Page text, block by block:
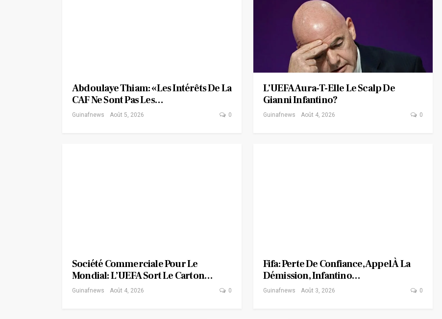
Abdoulaye Thiam: «Les Intérêts De La
CAF Ne Sont Pas Les…
Guinafnews Août 5, 2026 0
L’UEFA Aura-T-Elle Le Scalp De
Gianni Infantino?
Guinafnews Août 4, 2026 0
Société Commerciale Pour Le
Mondial: L’UEFA Sort Le Carton…
Guinafnews Août 4, 2026 0
Fifa: Perte De Confiance, Appel À La
Démission, Infantino…
Guinafnews Août 3, 2026 0